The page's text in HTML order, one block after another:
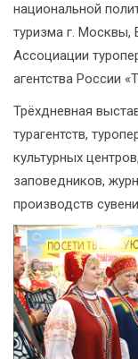
национальной
туризма г. Москвы,
Ассоциации
агентства России
Трёхдневная
турагентств,
культурных
заповедников,
производств